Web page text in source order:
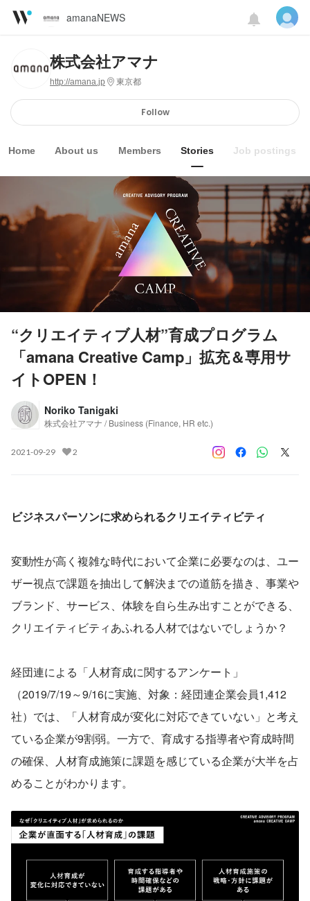
amanaNEWS
株式会社アマナ
http://amana.jp 東京都
Follow
Home About us Members Stories Job postings
“クリエイティブ人材”育成プログラム
「amana Creative Camp」拡充＆専用サ
イトOPEN！
Noriko Tanigaki
株式会社アマナ / Business (Finance, HR etc.)
2021-09-29 2
ビジネスパーソンに求められるクリエイティビティ
変動性が高く複雑な時代において企業に必要なのは、ユー
ザー視点で課題を抽出して解決までの道筋を描き、事業や
ブランド、サービス、体験を自ら生み出すことができる、
クリエイティビティあふれる人材ではないでしょうか？
経団連による「人材育成に関するアンケート」
（2019/7/19～9/16に実施、対象：経団連企業会員1,412
社）では、「人材育成が変化に対応できていない」と考え
ている企業が9割弱。一方で、育成する指導者や育成時間
の確保、人材育成施策に課題を感じている企業が大半を占
めることがわかります。